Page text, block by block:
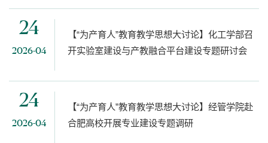
24
2026-04
【“为产育人”教育教学思想大讨论】化工学部召
开实验室建设与产教融合平台建设专题研讨会
24
2026-04
【“为产育人”教育教学思想大讨论】经管学院赴
合肥高校开展专业建设专题调研